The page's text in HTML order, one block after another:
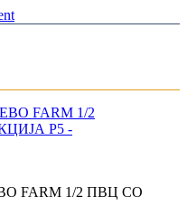
FARM 1/2 ПВЦ СО